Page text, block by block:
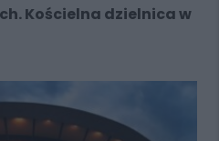
Kościelna dzielnica w